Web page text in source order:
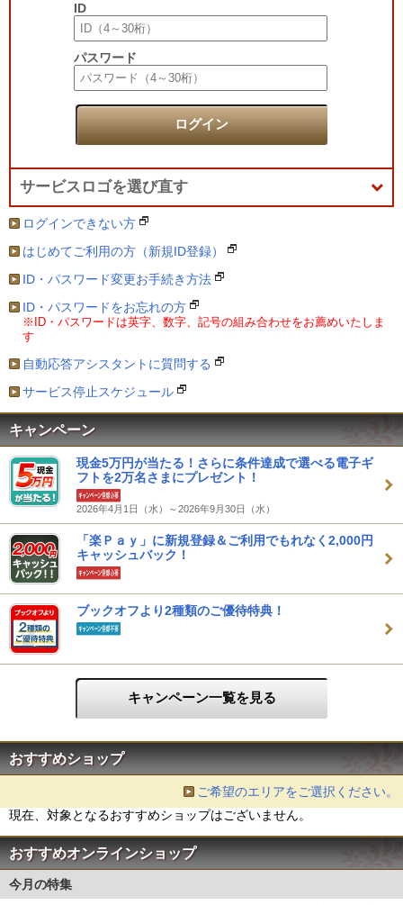
ID
パスワード
ログイン
サービスロゴを選び直す
ログインできない方
はじめてご利用の方（新規ID登録）
ID・パスワード変更お手続き方法
ID・パスワードをお忘れの方
※ID・パスワードは英字、数字、記号の組み合わせをお薦めいたしま
す
自動応答アシスタントに質問する
サービス停止スケジュール
キャンペーン
現金5万円が当たる！さらに条件達成で選べる電子ギ
フトを2万名さまにプレゼント！
2026年4月1日（水）～2026年9月30日（水）
「楽Ｐａｙ」に新規登録＆ご利用でもれなく2,000円
キャッシュバック！
ブックオフより2種類のご優待特典！
キャンペーン一覧を見る
おすすめショップ
ご希望のエリアをご選択ください。
現在、対象となるおすすめショップはございません。
おすすめオンラインショップ
今月の特集